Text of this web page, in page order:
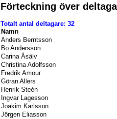
Förteckning över
Totalt antal deltagare: 32
Namn
Anders Berntsson
Bo Andersson
Carina Åsälv
Christina Adolfsson
Fredrik Amour
Göran Allers
Henrik Steén
Ingvar Lagesson
Joakim Karlsson
Jörgen Eliasson